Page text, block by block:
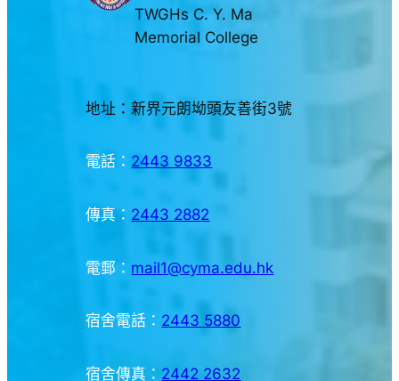
TWGHs C. Y. Ma
Memorial College
地址：新界元朗坳頭友善街3號
電話： 2443 9833
傳真： 2443 2882
電郵： mail1@cyma.edu.hk
宿舍電話： 2443 5880
宿舍傳真： 2442 2632